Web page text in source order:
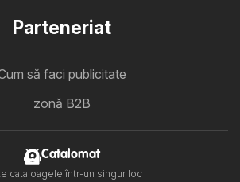
Parteneriat
să faci publicitate
zonă B2B
Catalomat
cataloagele într-un singur loc